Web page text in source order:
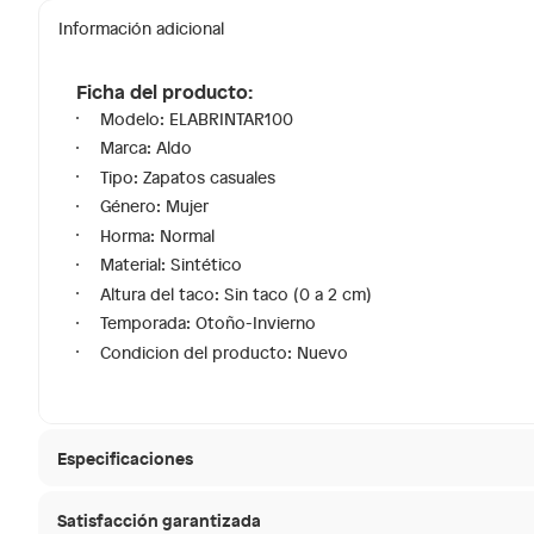
Información adicional
Ficha del producto:
Modelo: ELABRINTAR100
Marca: Aldo
Tipo: Zapatos casuales
Género: Mujer
Horma: Normal
Material: Sintético
Altura del taco: Sin taco (0 a 2 cm)
Temporada: Otoño-Invierno
Condicion del producto: Nuevo
Especificaciones
Tipo de ajuste
Satisfacción garantizada